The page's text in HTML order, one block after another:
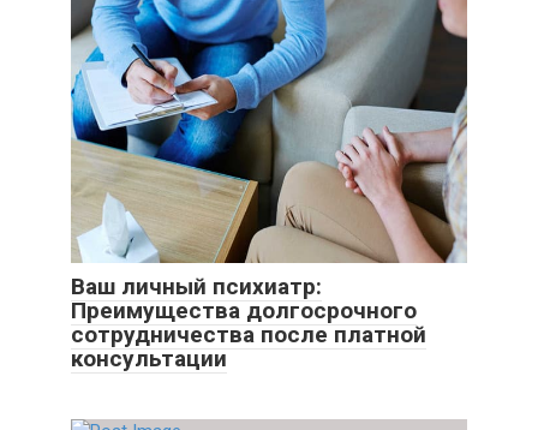
Ваш личный психиатр:
Преимущества долгосрочного
сотрудничества после платной
консультации